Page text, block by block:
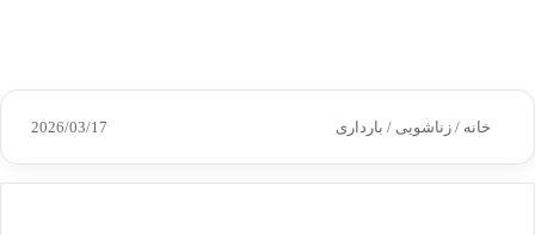
خانه / زناشویی / بارداری 2026/03/17